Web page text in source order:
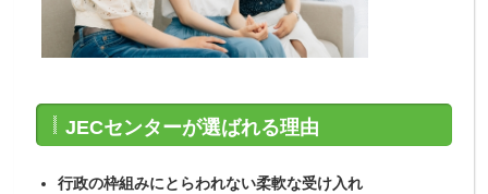
JECセンターが選ばれる理由
行政の枠組みにとらわれない柔軟な受け入れ